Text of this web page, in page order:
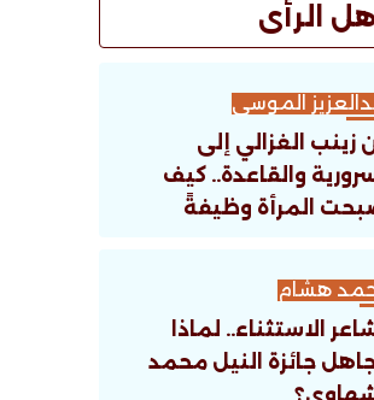
الرأى
الموسى
زينب الغزالي إلى
والقاعدة.. كيف
المرأة وظيفةً
هشام
الاستثناء.. لماذا
جائزة النيل محمد